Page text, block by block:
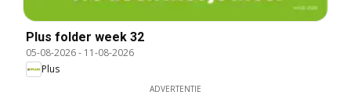
Plus folder week 32
05-08-2026- 11-08-2026
Plus
ADVERTENTIE